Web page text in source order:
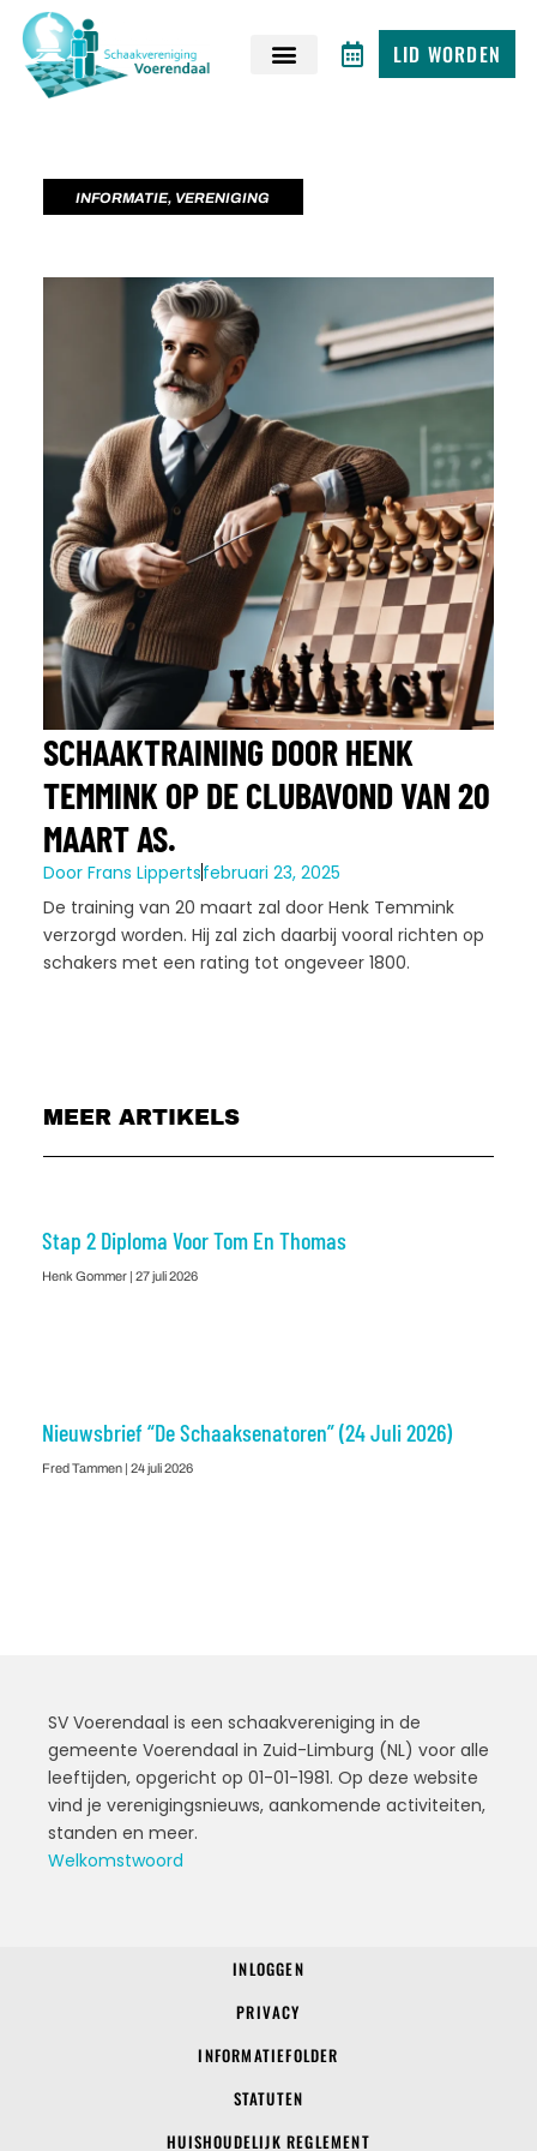
LID WORDEN
INFORMATIE, VERENIGING
SCHAAKTRAINING DOOR HENK
TEMMINK OP DE CLUBAVOND VAN 20
MAART AS.
DoorFrans Lippertsfebruari 23, 2025
De training van 20 maart zal door Henk Temmink
verzorgd worden. Hij zal zich daarbij vooral richten op
schakers met een rating tot ongeveer 1800.
MEER ARTIKELS
Stap 2 Diploma Voor Tom En Thomas
Henk Gommer 27 juli 2026
Nieuwsbrief “De Schaaksenatoren” (24 Juli 2026)
Fred Tammen 24 juli 2026
SV Voerendaal is een schaakvereniging in de
gemeente Voerendaal in Zuid-Limburg (NL) voor alle
leeftijden, opgericht op 01-01-1981. Op deze website
vind je verenigingsnieuws, aankomende activiteiten,
standen en meer.
Welkomstwoord
INLOGGEN
PRIVACY
INFORMATIEFOLDER
STATUTEN
HUISHOUDELIJK REGLEMENT
© 2022 SV Voerendaal